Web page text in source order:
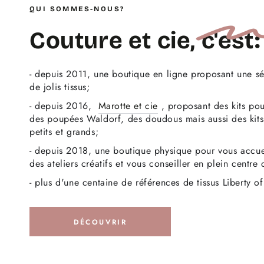
QUI SOMMES-NOUS?
Couture et cie,c'est:
- depuis 2011, une boutique en ligne proposant une
de jolis tissus;
- depuis 2016, Marotte et cie , proposant des kits
des poupées Waldorf, des doudous mais aussi des
petits et grands;
- depuis 2018, une boutique physique pour vous
des ateliers créatifs et vous conseiller en plein centre
- plus d'une centaine de références de tissus Liberty
DÉCOUVRIR